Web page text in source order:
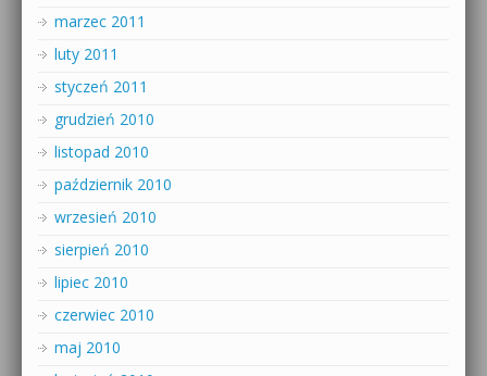
marzec 2011
luty 2011
styczeń 2011
grudzień 2010
listopad 2010
październik 2010
wrzesień 2010
sierpień 2010
lipiec 2010
czerwiec 2010
maj 2010